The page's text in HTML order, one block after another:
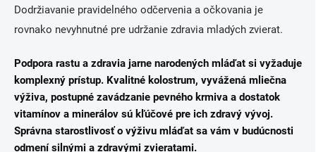
Dodržiavanie pravidelného odčervenia a očkovania je
rovnako nevyhnutné pre udržanie zdravia mladých zvierat.
Podpora rastu a zdravia jarne narodených mláďat si vyžaduje
komplexný prístup. Kvalitné kolostrum, vyvážená mliečna
výživa, postupné zavádzanie pevného krmiva a dostatok
vitamínov a minerálov sú kľúčové pre ich zdravý vývoj.
Správna starostlivosť o výživu mláďat sa vám v budúcnosti
odmení silnými a zdravými zvieratami.